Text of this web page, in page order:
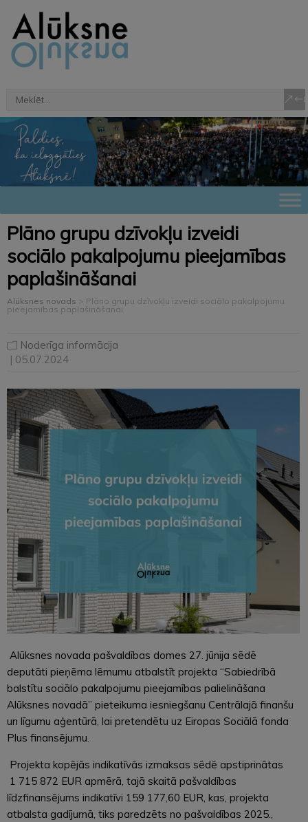
Plāno grupu dzīvokļu izveidi
sociālo pakalpojumu pieejamības
paplašināšanai
Alūksnes novads > Plāno grupu dzīvokļu izveidi sociālo pakalpojumu
pieejamības paplašināšanai
Noderīga informācija
| 05.07.2024
Alūksnes novada pašvaldības domes 27. jūnija sēdē
deputāti pieņēma lēmumu atbalstīt projekta “Sabiedrībā
balstītu sociālo pakalpojumu pieejamības palielināšana
Alūksnes novadā” pieteikuma iesniegšanu Centrālajā finanšu
un līgumu aģentūrā, lai pretendētu uz Eiropas Sociālā fonda
Plus finansējumu.
Projekta kopējās indikatīvās izmaksas sēdē apstiprinātas
1 715 872 EUR apmērā, tajā skaitā pašvaldības
līdzfinansējums indikatīvi 159 177,60 EUR, kas, projekta
atbalsta gadījumā, tiks paredzēts no pašvaldības 2025.,